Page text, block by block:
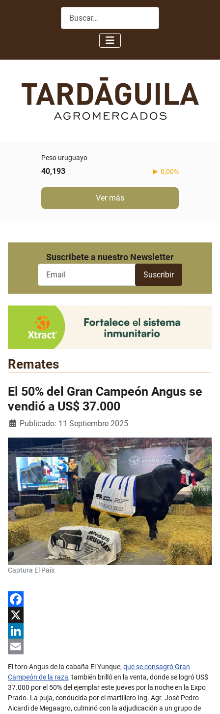
Buscar
Peso uruguayo
40,193 0,00%
Ver más
Suscribete a nuestro Newsletter
Remates
El 50% del Gran Campeón Angus se
vendió a US$ 37.000
Detalles
Publicado: 11 Septiembre 2025
Captura El País
Facebook
X
LinkedIn
Email
El toro Angus de la cabaña El Yunque, que se consagró Gran
Campeón de la raza, también brilló en la venta, donde se logró US$
37.000 por el 50% del ejemplar este jueves por la noche en la Expo
Prado. La puja, conducida por el martillero Ing. Agr. José Pedro
Aicardi de Megaagro, culminó con la adjudicación a un grupo de